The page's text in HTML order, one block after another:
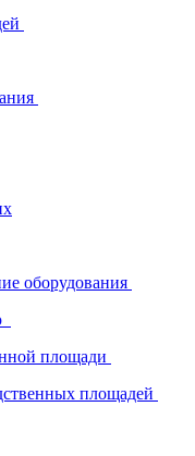
оборудования
площади
площадей